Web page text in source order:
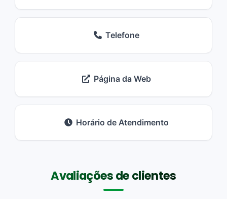
Telefone
Página da Web
Horário de Atendimento
Avaliações de clientes